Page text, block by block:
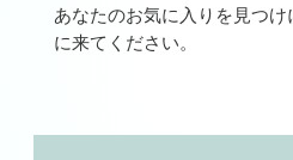
あなたのお気に入りを見つ
に来てください。